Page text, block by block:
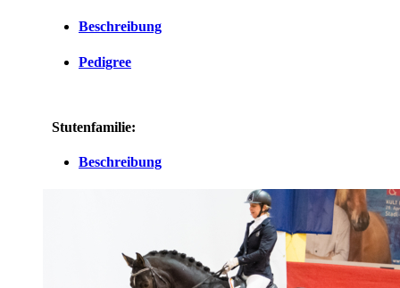
Beschreibung
Pedigree
Stutenfamilie:
Beschreibung